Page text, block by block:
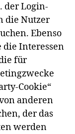
der Login-
die Nutzer
Ebenso
die Interessen
für
Cookie“
anderen
der das
werden